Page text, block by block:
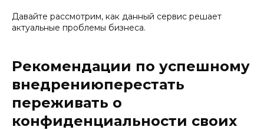
Давайте рассмотрим, как данный сервис решает
актуальные проблемы бизнеса.
Рекомендации по успешному
внедрениюперестать
переживать о
конфиденциальности своих